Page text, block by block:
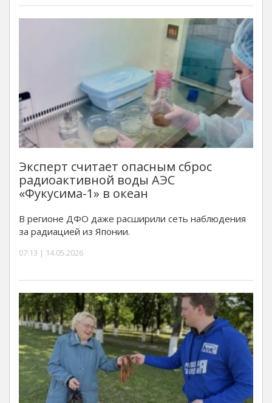
Эксперт считает опасным сброс
радиоактивной воды АЭС
«Фукусима-1» в океан
В регионе ДФО даже расширили сеть наблюдения
за радиацией из Японии.
07:13 | 14.05.2026